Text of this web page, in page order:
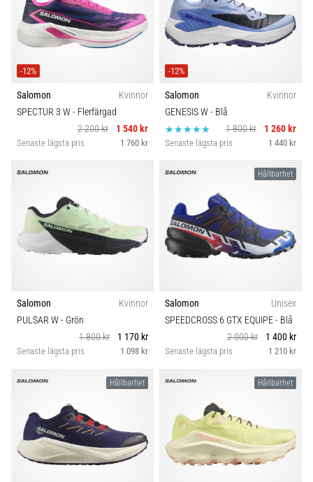
-12%
Salomon
Kvinnor
SPECTUR 3 W- Flerfärgad
2 200 kr
1 540 kr
Senaste lägsta pris 1 760 kr
-12%
Salomon
Kvinnor
GENESIS W- Blå
1 800 kr
1 260 kr
Senaste lägsta pris 1 440 kr
Salomon
Kvinnor
PULSAR W- Grön
1 800 kr
1 170 kr
Senaste lägsta pris 1 098 kr
Hållbarhet
Salomon
Unisex
SPEEDCROSS 6 GTX EQUIPE- Blå
2 000 kr
1 400 kr
Senaste lägsta pris 1 210 kr
Hållbarhet Hållbarhet